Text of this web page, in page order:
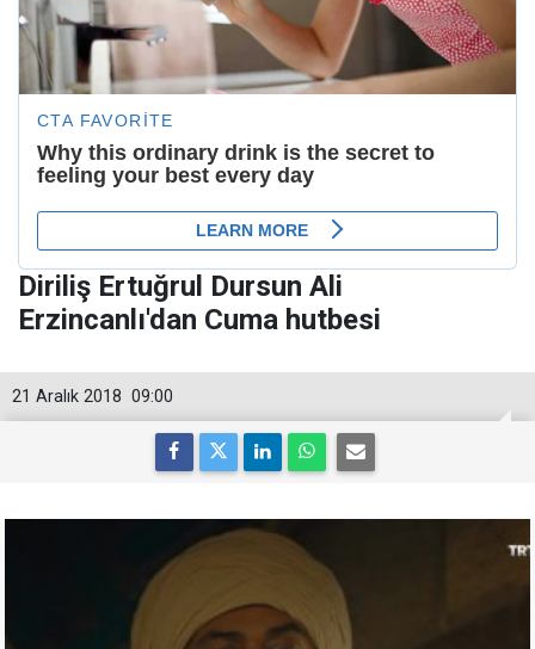
Diriliş Ertuğrul Dursun Ali
Erzincanlı'dan Cuma hutbesi
09:00
21 Aralık 2018